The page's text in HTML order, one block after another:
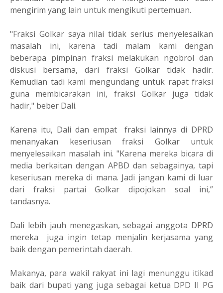
mengirim yang lain untuk mengikuti pertemuan.
"Fraksi Golkar saya nilai tidak serius menyelesaikan
masalah ini, karena tadi malam kami dengan
beberapa pimpinan fraksi melakukan ngobrol dan
diskusi bersama, dari fraksi Golkar tidak hadir.
Kemudian tadi kami mengundang untuk rapat fraksi
guna membicarakan ini, fraksi Golkar juga tidak
hadir," beber Dali.
Karena itu, Dali dan empat
fraksi lainnya di DPRD
menanyakan keseriusan fraksi Golkar untuk
menyelesaikan masalah ini. "Karena mereka bicara di
media berkaitan dengan APBD dan sebagainya, tapi
keseriusan mereka di mana. Jadi jangan kami di luar
dari fraksi partai Golkar dipojokan soal ini,”
tandasnya.
Dali lebih jauh menegaskan, sebagai anggota DPRD
mereka
juga ingin tetap menjalin kerjasama yang
baik dengan pemerintah daerah.
Makanya, para wakil rakyat ini lagi menunggu itikad
baik dari bupati yang juga sebagai ketua DPD II PG